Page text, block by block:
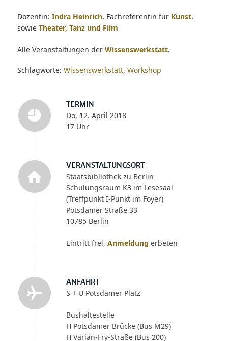
TERMIN
Do, 12. April 2018
17 Uhr
VERANSTALTUNGSORT
Staatsbibliothek zu Berlin
Schulungsraum K3 im Lesesaal
(Treffpunkt I-Punkt im Foyer)
Potsdamer Straße 33
10785 Berlin
Eintritt frei, Anmeldung erbeten
ANFAHRT
S + U Potsdamer Platz
Bushaltestelle
H Potsdamer Brücke (Bus M29)
H Varian-Fry-Straße (Bus 200)
Dozentin: Indra Heinrich, Fachreferentin für Kunst,
sowie Theater, Tanz und Film
Alle Veranstaltungen der Wissenswerkstatt.
Schlagworte: Wissenswerkstatt, Workshop